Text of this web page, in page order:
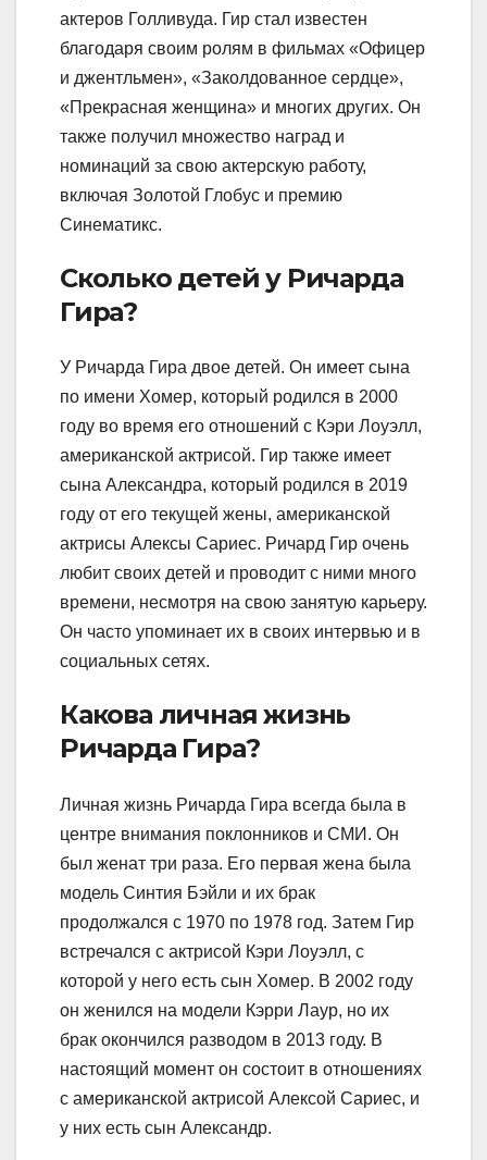
актеров Голливуда. Гир стал известен
благодаря своим ролям в фильмах «Офицер
и джентльмен», «Заколдованное сердце»,
«Прекрасная женщина» и многих других. Он
также получил множество наград и
номинаций за свою актерскую работу,
включая Золотой Глобус и премию
Синематикс.
Сколько детей у Ричарда
Гира?
У Ричарда Гира двое детей. Он имеет сына
по имени Хомер, который родился в 2000
году во время его отношений с Кэри Лоуэлл,
американской актрисой. Гир также имеет
сына Александра, который родился в 2019
году от его текущей жены, американской
актрисы Алексы Сариес. Ричард Гир очень
любит своих детей и проводит с ними много
времени, несмотря на свою занятую карьеру.
Он часто упоминает их в своих интервью и в
социальных сетях.
Какова личная жизнь
Ричарда Гира?
Личная жизнь Ричарда Гира всегда была в
центре внимания поклонников и СМИ. Он
был женат три раза. Его первая жена была
модель Синтия Бэйли и их брак
продолжался с 1970 по 1978 год. Затем Гир
встречался с актрисой Кэри Лоуэлл, с
которой у него есть сын Хомер. В 2002 году
он женился на модели Кэрри Лаур, но их
брак окончился разводом в 2013 году. В
настоящий момент он состоит в отношениях
с американской актрисой Алексой Сариес, и
у них есть сын Александр.